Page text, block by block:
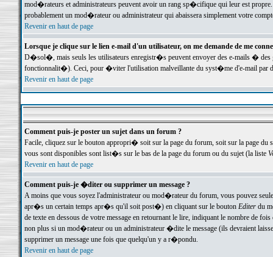
mod�rateurs et administrateurs peuvent avoir un rang sp�cifique qui leur est
probablement un mod�rateur ou administrateur qui abaissera simplement votre
Revenir en haut de page
Lorsque je clique sur le lien e-mail d'un utilisateur, on me demande de me
D�sol�, mais seuls les utilisateurs enregistr�s peuvent envoyer des e-mails �
fonctionnalit�). Ceci, pour �viter l'utilisation malveillante du syst�me d'e-mail par
Revenir en haut de page
Comment puis-je poster un sujet dans un forum ?
Facile, cliquez sur le bouton appropri� soit sur la page du forum, soit sur la page du
vous sont disponibles sont list�s sur le bas de la page du forum ou du sujet (la liste
Revenir en haut de page
Comment puis-je �diter ou supprimer un message ?
A moins que vous soyez l'administrateur ou mod�rateur du forum, vous pouvez
apr�s un certain temps apr�s qu'il soit post�) en cliquant sur le bouton Editerdu
de texte en dessous de votre message en retournant le lire, indiquant le nombre
non plus si un mod�rateur ou un administrateur �dite le message (ils devraient
supprimer un message une fois que quelqu'un y a r�pondu.
Revenir en haut de page